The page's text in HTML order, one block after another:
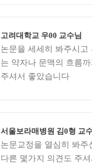
고려대학교 우00 교수님
논문을 세세히 봐주시고
는 약자나 문맥의 흐름
주셔서 좋았습니다
서울보라매병원 김0형 교
논문교정을 열심히 봐주
다른 몇가지 의견도 주